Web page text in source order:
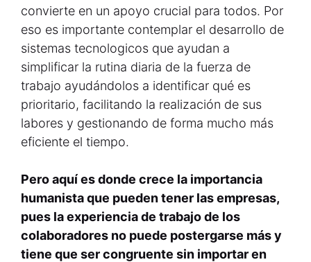
convierte en un apoyo crucial para todos. Por
eso es importante contemplar el desarrollo de
sistemas tecnologicos que ayudan a
simplificar la rutina diaria de la fuerza de
trabajo ayudándolos a identificar qué es
prioritario, facilitando la realización de sus
labores y gestionando de forma mucho más
eficiente el tiempo.
Pero aquí es donde crece la importancia
humanista que pueden tener las empresas,
pues la experiencia de trabajo de los
colaboradores no puede postergarse más y
tiene que ser congruente sin importar en